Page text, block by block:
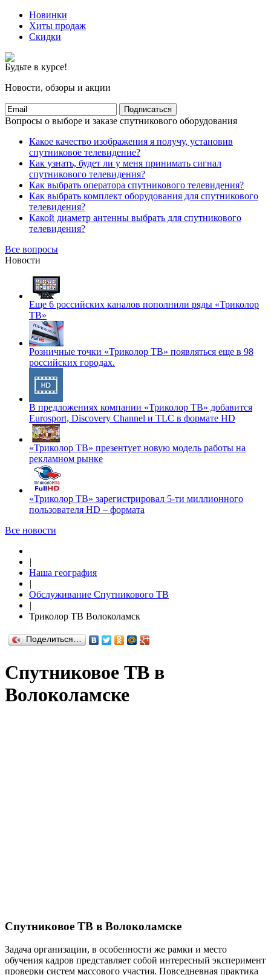
Новинки
Хиты продаж
Скидки
Будьте в курсе!
Новости, обзоры и акции
Подписаться
Вопросы о выборе и заказе спутникового оборудования
Какое качество изображения я получу, установив
спутниковое телевидение?
Как узнать, будет ли у меня принимать сигнал
спутникового телевидения?
Как выбрать оператора спутникового телевидения?
Как выбрать комплект оборудования для спутникового
телевидения?
Какой диаметр антенны выбрать для спутникового
телевидения?
Все вопросы
Новости
Еще 6 российских каналов пополнили ряды «Триколор
ТВ»
Розничные точки «Триколор ТВ» появляться еще в 98
российских городах.
В предложениях компании «Триколор ТВ» добавится
Eurosport, Discovery Channel и TLC в формате HD
«Триколор ТВ» презентует новую модель работы на
рекламном рынке
«Триколор ТВ» зарегистрировал 5-ти миллионного
пользователя HD – формата
Все новости
|
Наша география
|
Обслуживание Спутникового ТВ
|
Триколор ТВ Волоколамск
Поделиться…
Спутниковое ТВ в
Волоколамске
Спутниковое ТВ в Волоколамске
Задача организации, в особенности же рамки и место
обучения кадров представляет собой интересный эксперимент
проверки систем массового участия. Повседневная практика